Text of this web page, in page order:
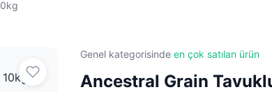
Genel kategorisinde en çok satılan ürün
Ancestral Grain